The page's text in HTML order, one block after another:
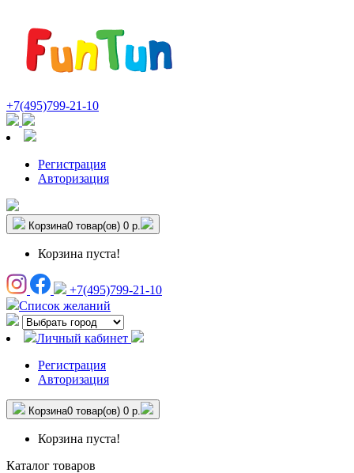
+7(495)799-21-10
Регистрация
Авторизация
Корзина0 товар(ов) 0 р.
Корзина пуста!
+7(495)799-21-10
Список желаний
Личный кабинет
Регистрация
Авторизация
Корзина0 товар(ов) 0 р.
Корзина пуста!
Каталог товаров